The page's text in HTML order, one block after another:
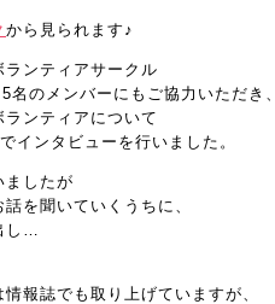
から見られます♪
ンティアサークル
名のメンバーにもご協力いただき、
ンティアについて
インタビューを行いました。
ましたが
を聞いていくうちに、
し…
報誌でも取り上げていますが、